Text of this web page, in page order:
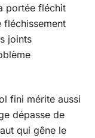
portée fléchit
fléchissement
joints
fini mérite aussi
dépasse de
qui gêne le